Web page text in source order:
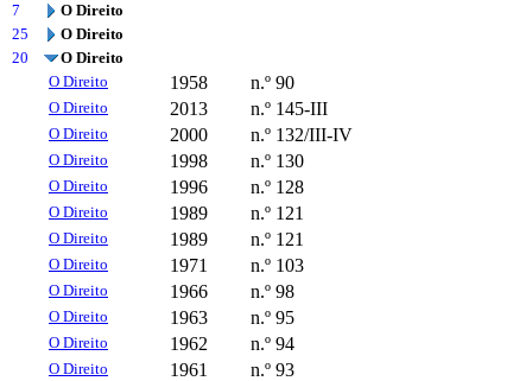
7
O Direito
25
O Direito
20
O Direito
O Direito
1958 n.º 90
O Direito 2013 n.º 145-III
O Direito 2000 n.º 132/III-IV
O Direito 1998 n.º 130
O Direito 1996 n.º 128
O Direito 1989 n.º 121
O Direito 1989 n.º 121
O Direito 1971 n.º 103
O Direito 1966 n.º 98
O Direito 1963 n.º 95
O Direito 1962 n.º 94
O Direito 1961 n.º 93